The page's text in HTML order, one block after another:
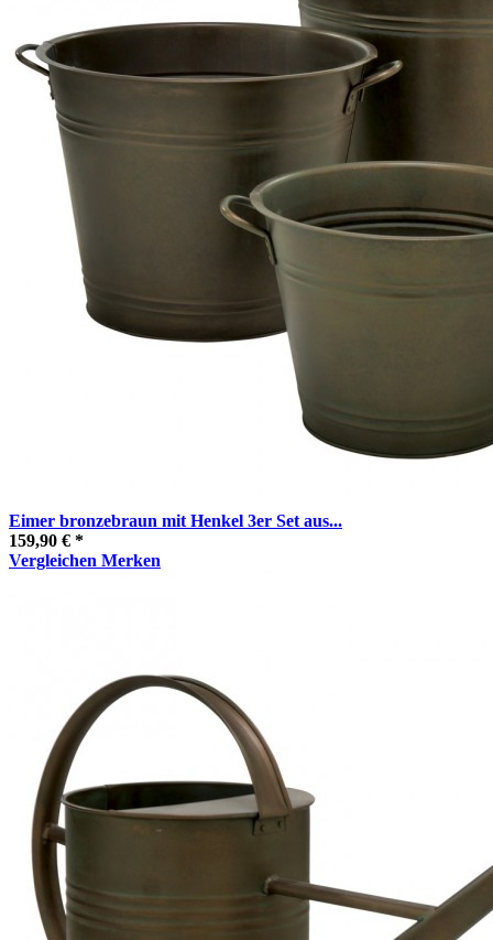
Eimer bronzebraun mit Henkel 3er Set aus...
159,90 € *
Vergleichen Merken